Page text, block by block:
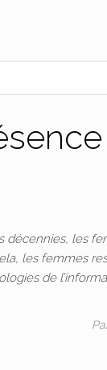
décennies, les
les femmes
de